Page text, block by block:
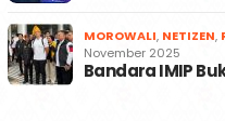
MOROWALI, NETIZEN,
November 2025
Bandara IMIP